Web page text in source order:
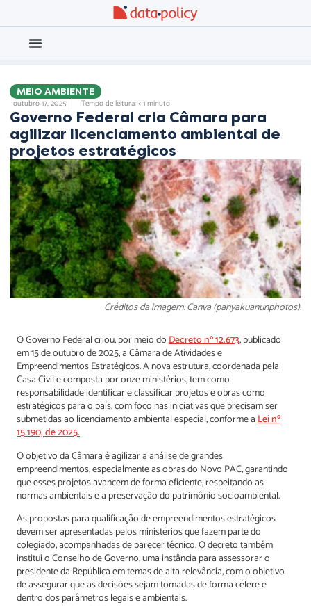
MEIO AMBIENTE
outubro 17, 2025 Tempo de leitura: < 1 minuto
Governo Federal cria Câmara para
agilizar licenciamento ambiental de
projetos estratégicos
Créditos da imagem: Canva (panyakuanunphotos).
O Governo Federal criou, por meio doDecreto nº 12.673, publicado
em 15 de outubro de 2025, a Câmara de Atividades e
Empreendimentos Estratégicos. A nova estrutura, coordenada pela
Casa Civil e composta por onze ministérios, tem como
responsabilidade identificar e classificar projetos e obras como
estratégicos para o país, com foco nas iniciativas que precisam ser
submetidas ao licenciamento ambiental especial, conforme aLei nº
15.190, de 2025.
O objetivo da Câmara é agilizar a análise de grandes
empreendimentos, especialmente as obras do Novo PAC, garantindo
que esses projetos avancem de forma eficiente, respeitando as
normas ambientais e a preservação do patrimônio socioambiental.
As propostas para qualificação de empreendimentos estratégicos
devem ser apresentadas pelos ministérios que fazem parte do
colegiado, acompanhadas de parecer técnico. O decreto também
institui o Conselho de Governo, uma instância para assessorar o
presidente da República em temas de alta relevância, com o objetivo
de assegurar que as decisões sejam tomadas de forma célere e
dentro dos parâmetros legais e ambientais.